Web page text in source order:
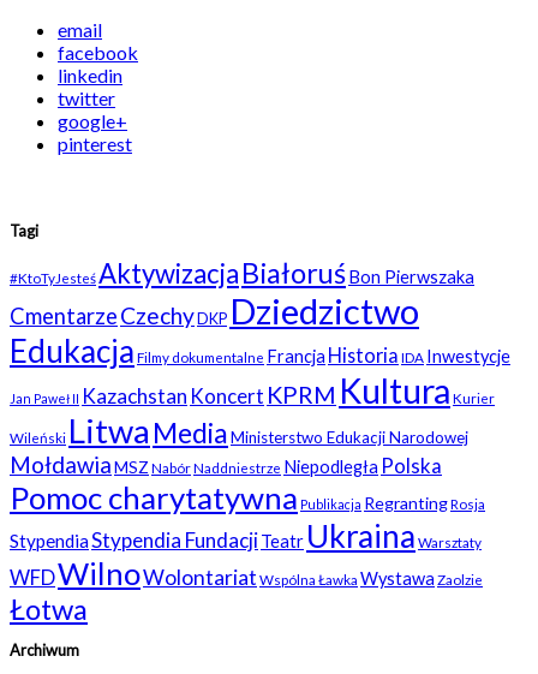
email
facebook
linkedin
twitter
google+
pinterest
Tagi
#KtoTyJesteśAktywizacjaBiałoruśBon Pierwszaka
CmentarzeCzechyDKP Dziedzictwo
Edukacja Filmy dokumentalne Francja Historia IDA Inwestycje
Jan Paweł II Kazachstan Koncert KPRM Kultura Kurier
Wileński Litwa MediaMinisterstwo Edukacji Narodowej
MołdawiaMSZ NabórNaddniestrze Niepodległa Polska
Pomoc charytatywna Publikacja RegrantingRosja
StypendiaStypendia FundacjiTeatr Ukraina Warsztaty
WFDWilnoWolontariat Wspólna Ławka Wystawa Zaolzie
Łotwa
Archiwum